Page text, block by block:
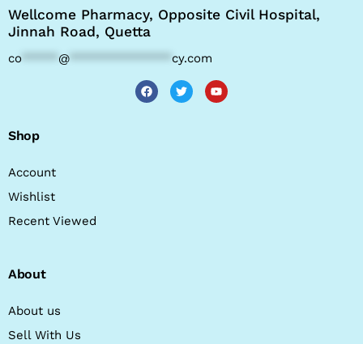
Wellcome Pharmacy, Opposite Civil Hospital,
Jinnah Road, Quetta
co @ cy.com
Shop
Account
Wishlist
Recent Viewed
About
About us
Sell With Us